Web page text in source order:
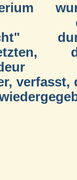
verfasst,